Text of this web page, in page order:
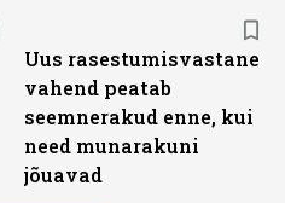
Uus rasestumisvastane
vahend peatab
seemnerakud enne, kui
need munarakuni
jõuavad